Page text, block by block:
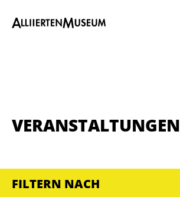
VERANSTALTUNGEN
FILTERN NACH